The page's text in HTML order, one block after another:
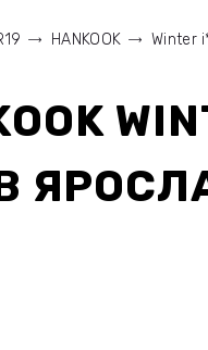
HANKOOK Winter